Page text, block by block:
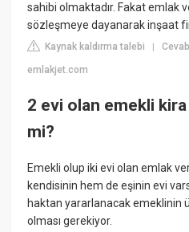
sahibi olmaktadır. Fakat emlak
sözleşmeye dayanarak inşaat
Kaynak kaldırma talebi |
emlakjet.com
2 evi olan emekli
mi?
Emekli olup iki evi olan emlak
kendisinin hem de eşinin evi
haktan yararlanacak emeklinin
olması gerekiyor.